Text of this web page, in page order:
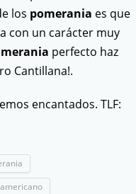
los pomerania es que
con un carácter muy
perfecto haz
Cantillana!.
encantados. TLF: